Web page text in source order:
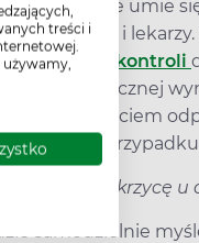
treści i
młody nie umie
rodziców i
wynikisamokontroli
diabetologicznej
z przejęciem
w tym
cukrzycę
samodzielnie